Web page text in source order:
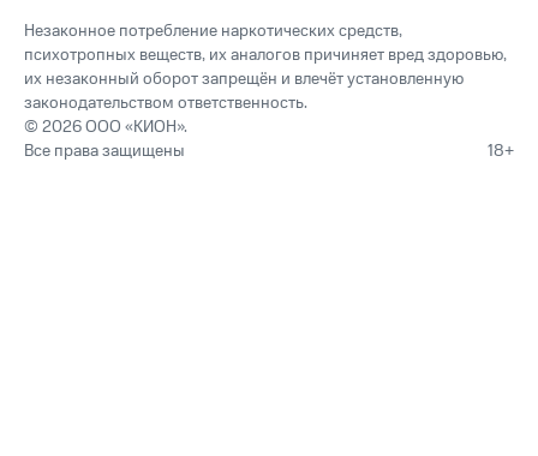
Незаконное потребление наркотических средств,
психотропных веществ, их аналогов причиняет вред здоровью,
их незаконный оборот запрещён и влечёт установленную
законодательством ответственность.
© 2026 ООО «КИОН».
Все права защищены
18+